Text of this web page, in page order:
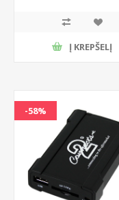
Į KREPŠELĮ
-58%